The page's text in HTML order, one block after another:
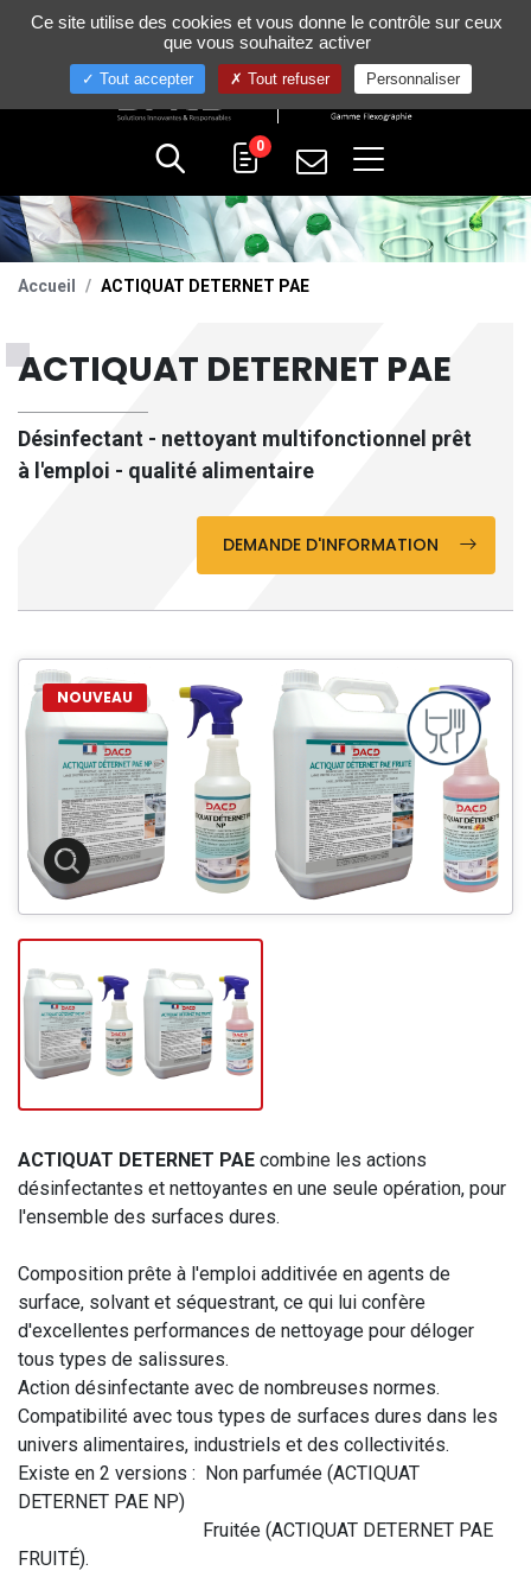
+33 (0)4 75 58 80 10
0
Accueil ACTIQUAT DETERNET PAE
ACTIQUAT DETERNET PAE
Désinfectant - nettoyant multifonctionnel prêt
à l'emploi - qualité alimentaire
DEMANDE D'INFORMATION
NOUVEAU
ACTIQUAT DETERNET PAE combine les actions
désinfectantes et nettoyantes en une seule opération, pour
l'ensemble des surfaces dures.
Composition prête à l'emploi additivée en agents de
surface, solvant et séquestrant, ce qui lui confère
d'excellentes performances de nettoyage pour déloger
tous types de salissures.
Action désinfectante avec de nombreuses normes.
Compatibilité avec tous types de surfaces dures dans les
univers alimentaires, industriels et des collectivités.
Existe en 2 versions : Non parfumée (ACTIQUAT
DETERNET PAE NP)
Fruitée (ACTIQUAT DETERNET PAE
FRUITÉ).
Gestion de vos préférences sur les cookies
Ce site utilise des cookies et vous donne le contrôle sur ceux
que vous souhaitez activer
Tout accepter Tout refuser Personnaliser